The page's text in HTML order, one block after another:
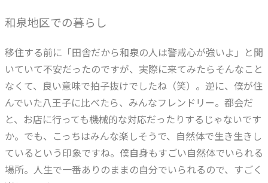
和泉地区での暮らし
移住する前に「田舎だから和泉の人は警戒心が強いよ」と聞
いていて不安だったのですが、実際に来てみたらそんなこと
なくて、良い意味で拍子抜けでしたね（笑）。逆に、僕が住
んでいた八王子に比べたら、みんなフレンドリー。都会だ
と、お店に行っても機械的な対応だったりするじゃないです
か。でも、こっちはみんな楽しそうで、自然体で生き生きし
ているという印象ですね。僕自身もすごい自然体でいられる
場所。人生で一番ありのままの自分でいられるので、すごく